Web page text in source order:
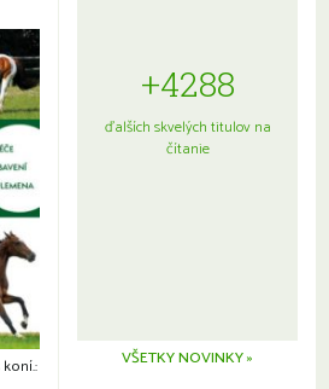
+4288
ďalších skvelých titulov na
čítanie
VŠETKY NOVINKY »